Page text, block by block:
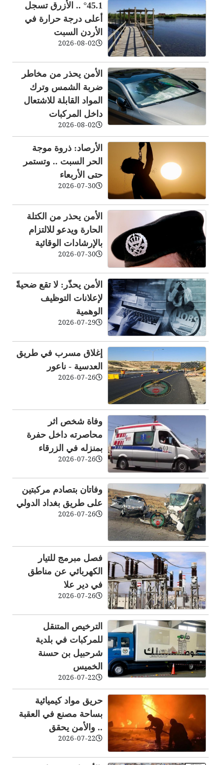
°45.1 .. الأزرق تسجل
أعلى درجة حرارة في
الأردن السبت
2026-08-02
الأمن يحذر من مخاطر
ضربة الشمس وترك
المواد القابلة للاشتعال
داخل المركبات
2026-08-02
الأرصاد: ذروة موجة
الحر السبت .. وتستمر
حتى الأربعاء
2026-07-30
الأمن يحذر من الكتلة
الحارة ويدعو للالتزام
بالإرشادات الوقائية
2026-07-30
الأمن يحذّر: لا تقع ضحيةً
لإعلانات التوظيف
الوهمية
2026-07-29
إغلاق مسرب في طريق
العدسية - ناعور
2026-07-26
وفاة شخص اثر
محاصرته داخل حفرة
بمنزله في الزرقاء
2026-07-26
وفاتان بتصادم مركبتين
على طريق بغداد الدولي
2026-07-26
فصل مبرمج للتيار
الكهربائي عن مناطق
في دير علا
2026-07-26
الترخيص المتنقل
للمركبات في بلدية
شرحبيل بن حسنة
الخميس
2026-07-22
حريق مواد كيميائية
بساحة مصنع في العقبة
.. والأمن يحقق
2026-07-22